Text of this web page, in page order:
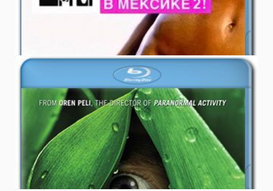
ФИЛЬМЫ 21.02.2012
Скачать сериал Река / River 1 сезон